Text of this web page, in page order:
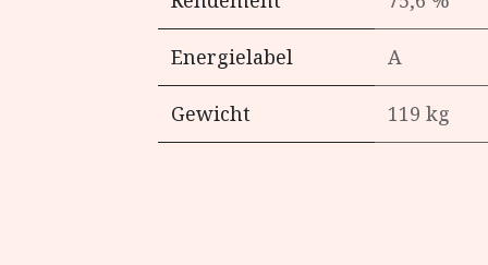
Energielabel A
Gewicht 119 kg